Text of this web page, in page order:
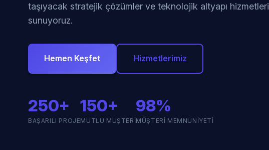
taşıyacak stratejik çözümler ve teknolojik altyapı hizmetleri
sunuyoruz.
Hemen Keşfet Hizmetlerimiz
250+
BAŞARILI PROJE
150+
MUTLU MÜŞTERI
98%
MÜŞTERI MEMNUNIYETI